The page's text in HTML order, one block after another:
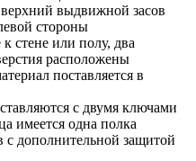
выдвижной засов
стороны
стене или полу, два
расположены
поставляется в
с двумя ключами
имеется одна полка
дополнительной защитой